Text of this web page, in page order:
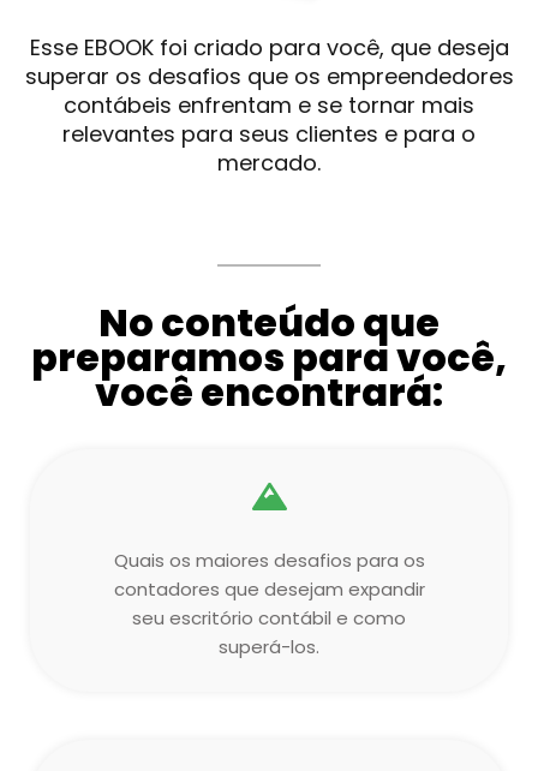
Esse EBOOK foi criado para você, que deseja
superar os desafios que os empreendedores
contábeis enfrentam e se tornar mais
relevantes para seus clientes e para o
mercado.
No conteúdo que
preparamos para você,
você encontrará:
Quais os maiores desafios para os
contadores que desejam expandir
seu escritório contábil e como
superá-los.